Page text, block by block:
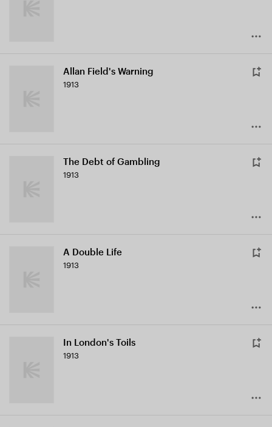
Allan Field's Warning
1913
The Debt of Gambling
1913
A Double Life
1913
In London's Toils
1913